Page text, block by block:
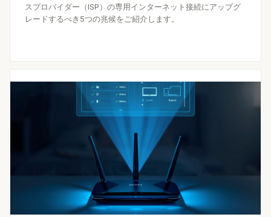
スプロバイダー（ISP）の専用インターネット接続にアップグ
レードするべき5つの兆候をご紹介します。